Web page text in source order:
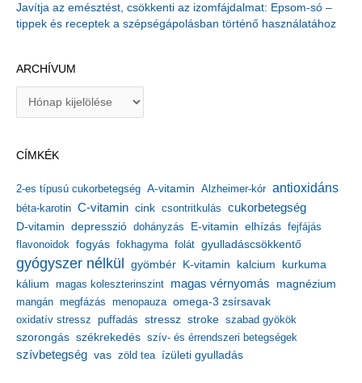
Javítja az emésztést, csökkenti az izomfájdalmat: Epsom-só –
tippek és receptek a szépségápolásban történő használatához
ARCHÍVUM
í
u
m
CÍMKÉK
2-es típusú cukorbetegség A-vitamin Alzheimer-kór antioxidáns
béta-karotin C-vitamin cink csontritkulás cukorbetegség
D-vitamin depresszió dohányzás E-vitamin elhízás fejfájás
flavonoidok fogyás fokhagyma folát gyulladáscsökkentő
gyógyszer nélkül gyömbér K-vitamin kalcium kurkuma
kálium magas koleszterinszint magas vérnyomás magnézium
mangán megfázás menopauza omega-3 zsírsavak
oxidatív stressz puffadás stressz stroke szabad gyökök
szorongás székrekedés szív- és érrendszeri betegségek
szívbetegség vas zöld tea ízületi gyulladás